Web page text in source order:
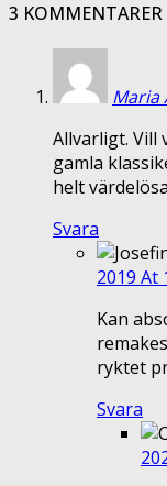
3 KOMMENTARER
Maria
Allvarligt. Vill
gamla
helt
Svara
2019 At
Kan
ryktet
Svara